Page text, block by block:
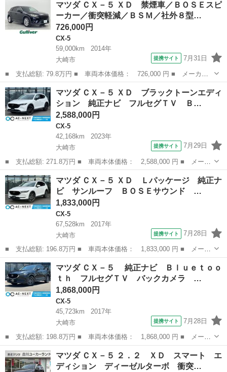
ＸＤ ブラックトーンエディション ディーゼルターボ 衝突軽減ブ
レーキ／...
マツダ ＣＸ－５ ＸＤ 禁煙車／ＢＯＳＥスピ
ーカー／衝突軽減／ＢＳＭ／社外８型…
726,000円
CX-5
59,000km
2014年
大崎市
提携サイト 7月31日
■ 支払総額: 79.8万円 ■ 車両本体価格： 726,000 円 ■ メーカー
名： マツダ ■ 車種名： ＣＸ－５ ■ グレード名： ＸＤ 禁煙
車／ＢＯＳＥスピーカー／衝突軽減／ＢＳＭ／社外８型ナビ／フルセ
グ／バックカ...
宮城 大崎市 CX-5
マツダ ＣＸ－５ ＸＤ ブラックトーンエディ
ション 純正ナビ フルセグＴＶ Ｂ…
2,588,000円
CX-5
42,168km
2023年
大崎市
提携サイト 7月29日
■ 支払総額: 271.8万円 ■ 車両本体価格： 2,588,000 円 ■ メーカ
ー名： マツダ ■ 車種名： ＣＸ－５ ■ グレード名： ＸＤ ブ
ラックトーンエディション 純正ナビ フルセグＴＶ Ｂｌｕｅｔｏ
ｏｔｈ ...
宮城 大崎市 CX-5
マツダ ＣＸ－５ ＸＤ Ｌパッケージ 純正ナ
ビ サンルーフ ＢＯＳＥサウンド …
1,833,000円
CX-5
67,528km
2017年
大崎市
提携サイト 7月28日
■ 支払総額: 196.8万円 ■ 車両本体価格： 1,833,000 円 ■ メーカ
ー名： マツダ ■ 車種名： ＣＸ－５ ■ グレード名： ＸＤ Ｌ
パッケージ 純正ナビ サンルーフ ＢＯＳＥサウンド ＢＴ ブラ
インドス...
宮城 大崎市 CX-5
マツダ ＣＸ－５ 純正ナビ Ｂｌｕｅｔｏｏ
ｔｈ フルセグＴＶ バックカメラ …
1,868,000円
CX-5
45,723km
2017年
大崎市
提携サイト 7月28日
■ 支払総額: 198.8万円 ■ 車両本体価格： 1,868,000 円 ■ メーカ
ー名： マツダ ■ 車種名： ＣＸ－５ ■ グレード名： 純正ナ
ビ Ｂｌｕｅｔｏｏｔｈ フルセグＴＶ バックカメラ ブラインド
スポット...
宮城 大崎市 CX-5
マツダ ＣＸ－５ ２．２ ＸＤ スマート エ
ディション ディーゼルターボ 衝突…